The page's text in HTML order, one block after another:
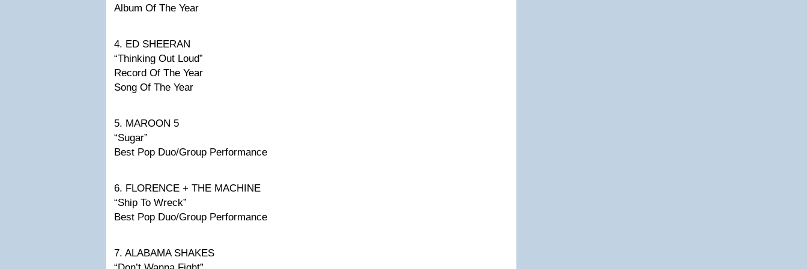
Album Of The Year
4. ED SHEERAN
“Thinking Out Loud”
Record Of The Year
Song Of The Year
5. MAROON 5
“Sugar”
Best Pop Duo/Group Performance
6. FLORENCE + THE MACHINE
“Ship To Wreck”
Best Pop Duo/Group Performance
7. ALABAMA SHAKES